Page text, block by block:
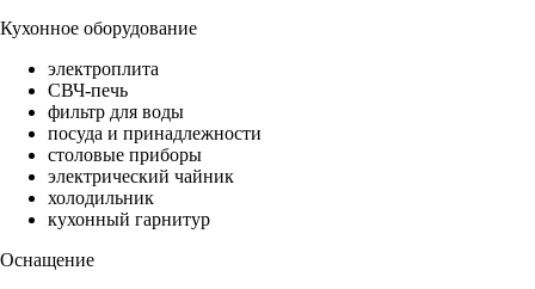
Кухонное оборудование
электроплита
СВЧ-печь
фильтр для воды
посуда и принадлежности
столовые приборы
электрический чайник
холодильник
кухонный гарнитур
Оснащение